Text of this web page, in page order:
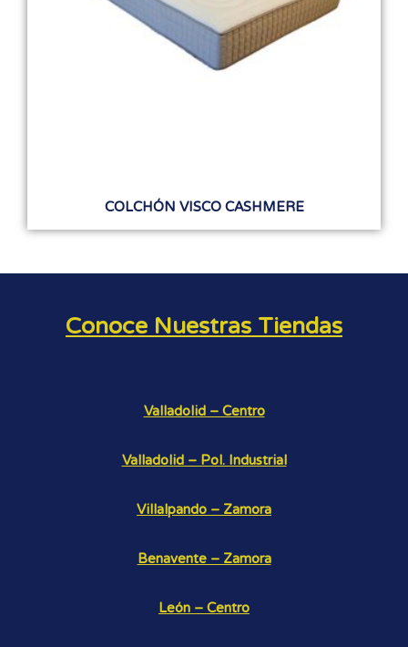
COLCHÓN VISCO CASHMERE
Conoce Nuestras Tiendas
Valladolid – Centro
Valladolid – Pol. Industrial
Villalpando – Zamora
Benavente – Zamora
León – Centro